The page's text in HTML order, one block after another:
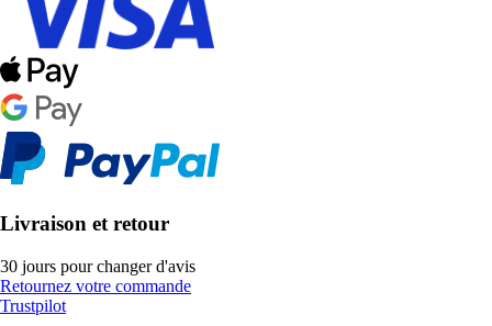
Livraison et retour
30 jours pour changer d'avis
Retournez votre commande
Trustpilot